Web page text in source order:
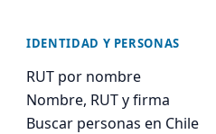
IDENTIDAD Y PERSONAS
RUT por nombre
Nombre, RUT y firma
Buscar personas en Chile